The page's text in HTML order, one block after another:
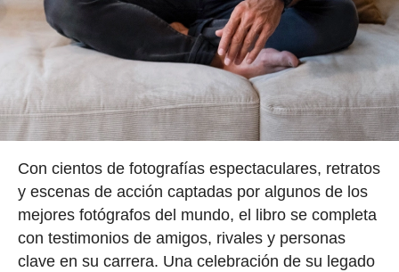
Con cientos de fotografías espectaculares, retratos
y escenas de acción captadas por algunos de los
mejores fotógrafos del mundo, el libro se completa
con testimonios de amigos, rivales y personas
clave en su carrera. Una celebración de su legado